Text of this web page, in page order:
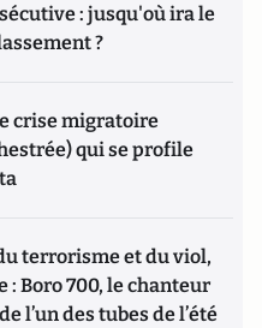
: jusqu'où ira le
?
crise migratoire
qui se profile
terrorisme et du viol,
: Boro 700, le chanteur
l’un des tubes de l’été